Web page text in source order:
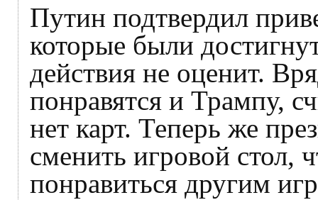
Путин подтвердил
которые были
действия не оценит.
понравятся и Трампу,
нет карт. Теперь же
сменить игровой стол,
понравиться другим